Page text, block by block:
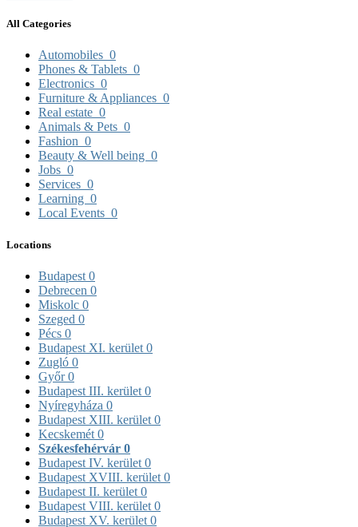
All Categories
Automobiles 0
Phones & Tablets 0
Electronics 0
Furniture & Appliances 0
Real estate 0
Animals & Pets 0
Fashion 0
Beauty & Well being 0
Jobs 0
Services 0
Learning 0
Local Events 0
Locations
Budapest 0
Debrecen 0
Miskolc 0
Szeged 0
Pécs 0
Budapest XI. kerület 0
Zugló 0
Győr0
Budapest III. kerület 0
Nyíregyháza 0
Budapest XIII. kerület 0
Kecskemét 0
Székesfehérvár 0
Budapest IV. kerület 0
Budapest XVIII. kerület 0
Budapest II. kerület 0
Budapest VIII. kerület 0
Budapest XV. kerület 0